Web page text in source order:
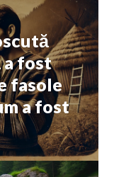
a fost
fasole
a fost